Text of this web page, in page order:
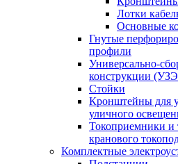
Лотки
Основные
Гнутые
профили
Универсально-
конструкции
Стойки
Кронштейны для
уличного
Токоприемники и
кранового
Комплектные